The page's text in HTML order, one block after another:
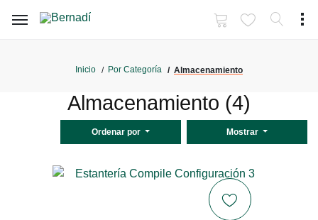
Inicio Por Categoría Almacenamiento
Almacenamiento (4)
Ordenar por Mostrar